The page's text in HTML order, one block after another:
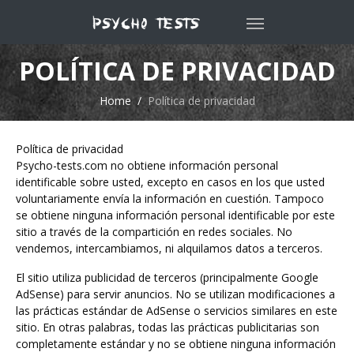
POLÍTICA DE PRIVACIDAD
Home Política de privacidad
Política de privacidad
Psycho-tests.com no obtiene información personal
identificable sobre usted, excepto en casos en los que usted
voluntariamente envía la información en cuestión. Tampoco
se obtiene ninguna información personal identificable por este
sitio a través de la compartición en redes sociales. No
vendemos, intercambiamos, ni alquilamos datos a terceros.
El sitio utiliza publicidad de terceros (principalmente Google
AdSense) para servir anuncios. No se utilizan modificaciones a
las prácticas estándar de AdSense o servicios similares en este
sitio. En otras palabras, todas las prácticas publicitarias son
completamente estándar y no se obtiene ninguna información